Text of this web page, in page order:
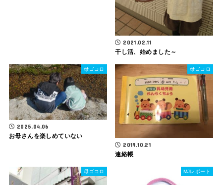
2021.02.11
干し活、始めました～
母ゴコロ
2025.04.06
お母さんを楽しめていない
母ゴコロ
2019.10.21
連絡帳
母ゴコロ MJレポート